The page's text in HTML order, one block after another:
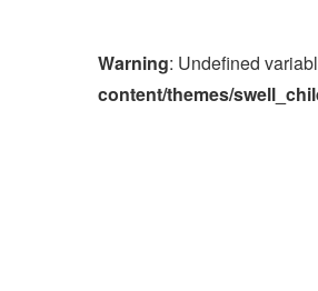
Warning: Undefined
content/themes/